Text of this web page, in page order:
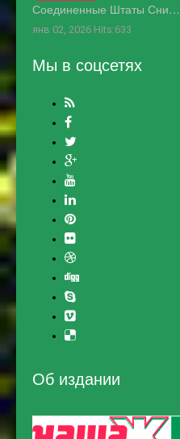
Соединенные Штаты Сни…
янв 02, 2026 Hits:633
Мы в соцсетях
Об издании